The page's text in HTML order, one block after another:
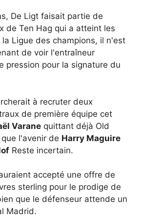
De Ligt faisait partie de
de Ten Hag qui a atteint les
Ligue des champions, il n'est
de voir l'entraîneur
pression pour la signature du
à recruter deux
de première équipe cet
Varane quittant déjà Old
l'avenir de Harry Maguire
Reste incertain.
accepté une offre de
sterling pour le prodige de
que le défenseur attende un
Madrid.